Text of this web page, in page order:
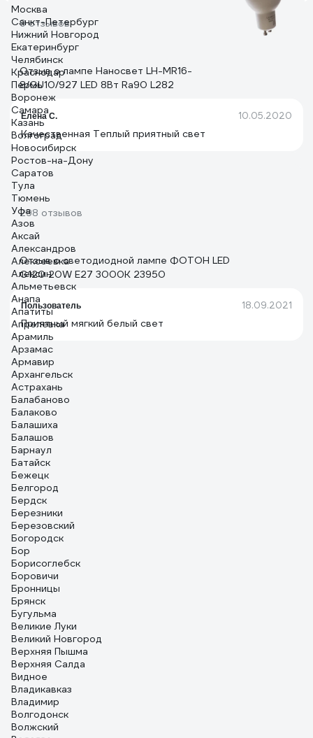
Гц. Лампа не мигает и не светится в выключенном
состоянии, при использовании выключателя с
подсветкой. Внутри 17 светодиодов. Их питание
реализовано с помощью микросхемы импульсного
стабилизатора тока BP2863. Есть два
электролитических конденсатора ёмкостью 2.2 и 5.6
мкФ 400 В. Максимальный нагрев основной платы
около 80 градусов. Производитель даёт гарантию на
лампу 2 года, указано на упаковке. Оптические
параметры измерены прибором Opple light master
III(PRO).
9 отзывов
Отзыв о лампе Наносвет LH-MR16-
8/GU10/927 LED 8Вт Ra90 L282
Елена С. 10.05.2020
Качественная Теплый приятный свет
298 отзывов
Отзыв о светодиодной лампе ФОТОН LED
G120 20W E27 3000K 23950
Пользователь 18.09.2021
Приятный мягкий белый свет
Москва
Санкт-Петербург
Нижний Новгород
Екатеринбург
Челябинск
Краснодар
Пермь
Воронеж
Самара
Казань
Волгоград
Новосибирск
Ростов-на-Дону
Саратов
Тула
Тюмень
Уфа
Азов
Аксай
Александров
Алексеевка
Алексин
Альметьевск
Анапа
Апатиты
Апрелевка
Арамиль
Арзамас
Армавир
Архангельск
Астрахань
Балабаново
Балаково
Балашиха
Балашов
Барнаул
Батайск
Бежецк
Белгород
Бердск
Березники
Березовский
Богородск
Бор
Борисоглебск
Боровичи
Бронницы
Брянск
Бугульма
Великие Луки
Великий Новгород
Верхняя Пышма
Верхняя Салда
Видное
Владикавказ
Владимир
Волгодонск
Волжский